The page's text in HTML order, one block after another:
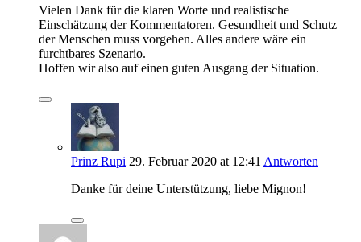
Vielen Dank für die klaren Worte und realistische
Einschätzung der Kommentatoren. Gesundheit und Schutz
der Menschen muss vorgehen. Alles andere wäre ein
furchtbares Szenario.
Hoffen wir also auf einen guten Ausgang der Situation.
Prinz Rupi 29. Februar 2020 at 12:41 Antworten
Danke für deine Unterstützung, liebe Mignon!